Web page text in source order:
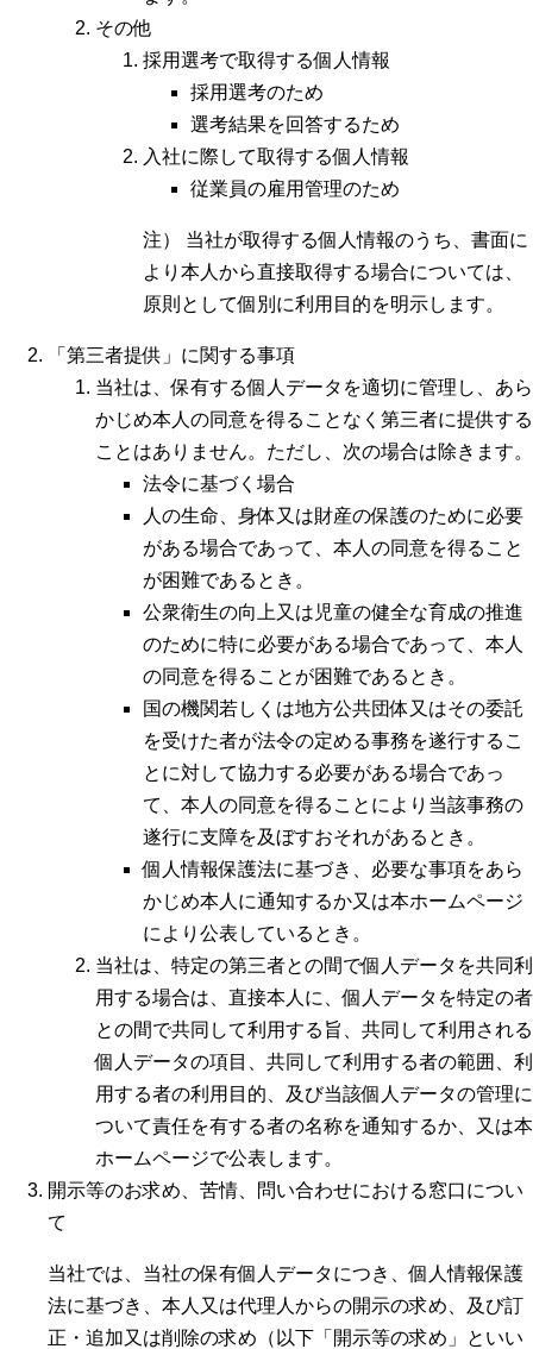
その他
採用選考で取得する個人情報
採用選考のため
選考結果を回答するため
入社に際して取得する個人情報
従業員の雇用管理のため
注） 当社が取得する個人情報のうち、書面に
より本人から直接取得する場合については、
原則として個別に利用目的を明示します。
「第三者提供」に関する事項
当社は、保有する個人データを適切に管理し、あら
かじめ本人の同意を得ることなく第三者に提供する
ことはありません。ただし、次の場合は除きます。
法令に基づく場合
人の生命、身体又は財産の保護のために必要
がある場合であって、本人の同意を得ること
が困難であるとき。
公衆衛生の向上又は児童の健全な育成の推進
のために特に必要がある場合であって、本人
の同意を得ることが困難であるとき。
国の機関若しくは地方公共団体又はその委託
を受けた者が法令の定める事務を遂行するこ
とに対して協力する必要がある場合であっ
て、本人の同意を得ることにより当該事務の
遂行に支障を及ぼすおそれがあるとき。
個人情報保護法に基づき、必要な事項をあら
かじめ本人に通知するか又は本ホームページ
により公表しているとき。
当社は、特定の第三者との間で個人データを共同利
用する場合は、直接本人に、個人データを特定の者
との間で共同して利用する旨、共同して利用される
個人データの項目、共同して利用する者の範囲、利
用する者の利用目的、及び当該個人データの管理に
ついて責任を有する者の名称を通知するか、又は本
ホームページで公表します。
開示等のお求め、苦情、問い合わせにおける窓口につい
て
当社では、当社の保有個人データにつき、個人情報保護
法に基づき、本人又は代理人からの開示の求め、及び訂
正・追加又は削除の求め（以下「開示等の求め」といい